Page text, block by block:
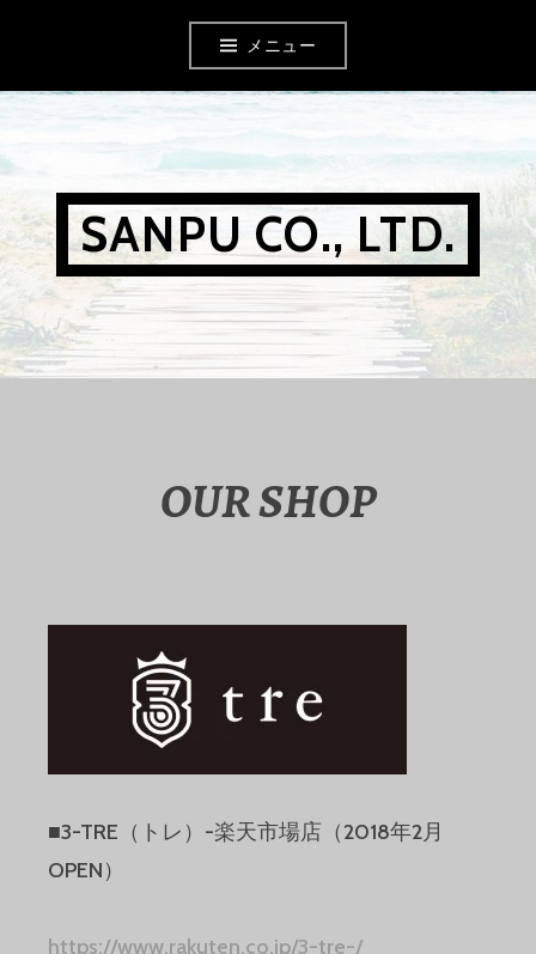
テ
へ
移
動
メニュー
SANPU CO., LTD.
OUR SHOP
■3-TRE（トレ）-楽天市場店（2018年2月
OPEN）
https://www.rakuten.co.jp/3-tre-/